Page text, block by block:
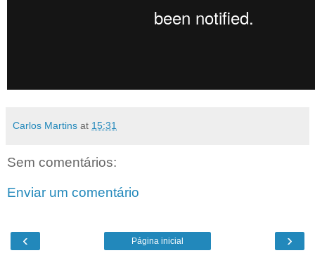
Carlos Martins at 15:31
Sem comentários:
Enviar um comentário
‹ ›
Página inicial